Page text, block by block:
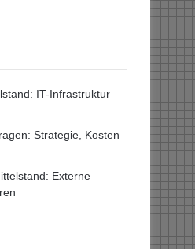
IT-Infrastruktur
Strategie, Kosten
Externe